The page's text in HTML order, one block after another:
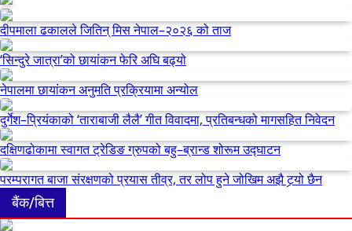
दीपमाला ढकालले जितिन् मिस नेपाल–२०२६ को ताज
‘सिन्दुरे जात्रा’को छायांकन फेरि अघि बढ्यो
नेपालमा छायांकन अनुमति प्रक्रियामा अन्योल
दुर्गेश–प्रियंकाको ‘ताराबाजी लैलै’ गीत विवादमा, प्रतिबन्धको मागसहित निवेदन
दक्षिणढोकामा स्वागत ट्रेडिङ ग्रुपको बहु–ब्रान्ड शोरूम उद्घाटन
परम्परागत बाजा संरक्षणको प्रयास तीव्र, तर लोप हुने जोखिम अझै टर्‍यो छैन
बैंक/बित्त